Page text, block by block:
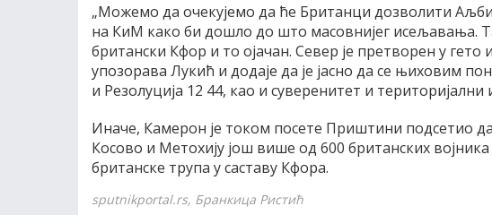
„Можемо да очекујемо да ће Британци дозволити
на КиМ како би дошло до што масовнијег исељавања.
британски Кфор и то ојачан. Север је претворен у
упозорава Лукић и додаје да је јасно да се њиховим
и Резолуција 12 44, као и суверенитет и
Иначе, Камерон је током посете Приштини подсетио
Косово и Метохију још више од 600 британских војника
британске трупа у саставу Кфора.
sputnikportal.rs, Бранкица Ристић